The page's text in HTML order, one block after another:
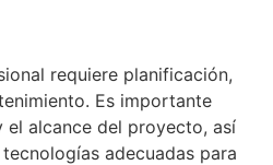
requiere planificación,
Es importante
alcance del proyecto, así
adecuadas para